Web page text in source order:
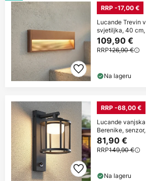
RRP -17,00 €
Lucande Trevin
svjetiljka, 40 cm,
109,90 €
RRP126,90 €
Na lageru
RRP -68,00 €
Lucande
Berenike,
81,90 €
RRP149,90 €
Na lageru